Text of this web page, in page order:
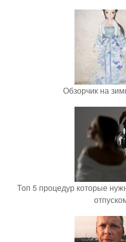
Обзорчик на
Топ 5 процедур которые